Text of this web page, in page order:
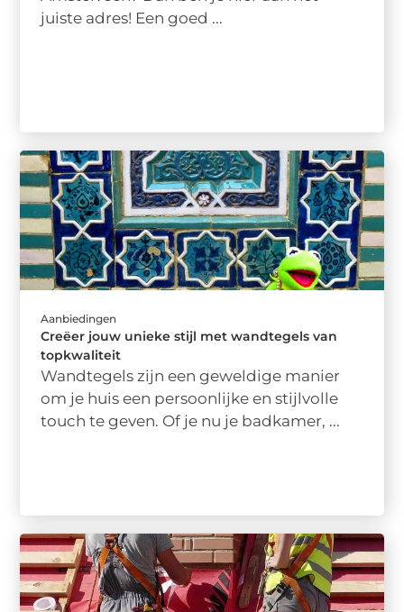
juiste adres! Een goed ...
Aanbiedingen
Creëer jouw unieke stijl met wandtegels van
topkwaliteit
Wandtegels zijn een geweldige manier
om je huis een persoonlijke en stijlvolle
touch te geven. Of je nu je badkamer, ...